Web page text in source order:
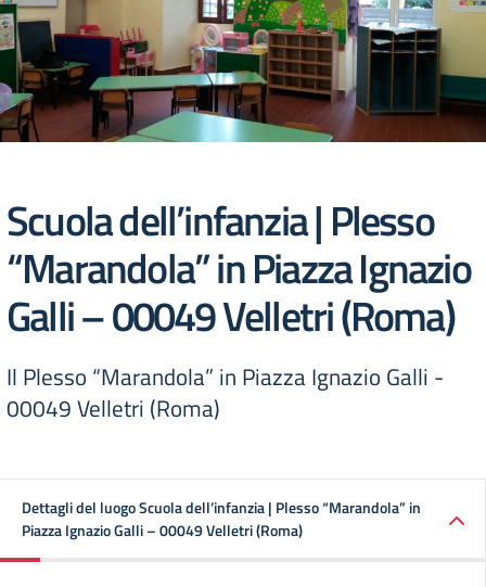
Scuola dell’infanzia | Plesso
“Marandola” in Piazza Ignazio
Galli – 00049 Velletri (Roma)
Il Plesso “Marandola” in Piazza Ignazio Galli -
00049 Velletri (Roma)
Dettagli del luogo Scuola dell’infanzia | Plesso “Marandola” in
Piazza Ignazio Galli – 00049 Velletri (Roma)